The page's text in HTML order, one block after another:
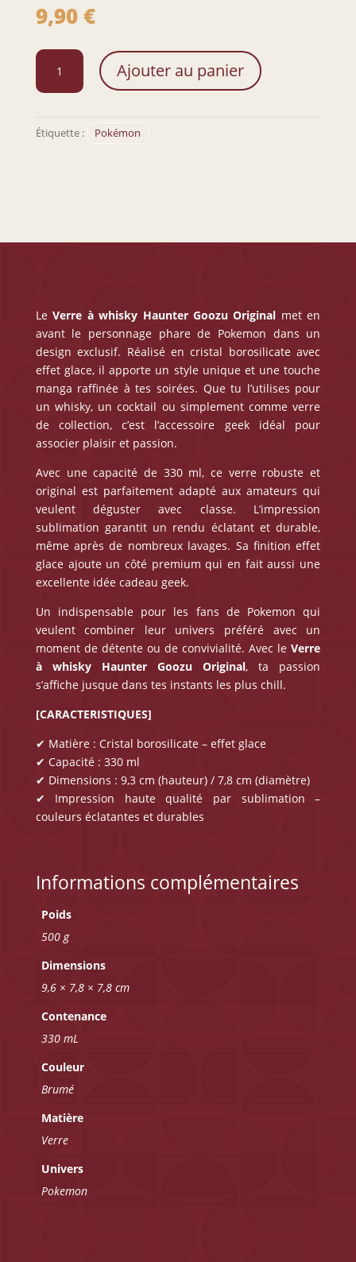
9,90€
quantité
Verre
whisky
Ajouter au panier
Étiquette : Pokémon
LeVerre à whisky HaunterGoozu Original met en
avant le personnage phare de Pokemon dans un
design exclusif. Réalisé en cristal borosilicate avec
effet glace, il apporte un style unique et une touche
manga raffinée à tes soirées. Que tu l’utilises pour
un whisky, un cocktail ou simplement comme verre
de collection, c’est l’accessoire geek idéal pour
associer plaisir et passion.
Avec une capacité de 330 ml, ce verre robuste et
original est parfaitement adapté aux amateurs qui
veulent déguster avec classe. L’impression
sublimation garantit un rendu éclatant et durable,
même après de nombreux lavages. Sa finition effet
glace ajoute un côté premium qui en fait aussi une
excellente idée cadeau geek.
Un indispensable pour les fans de Pokemon qui
veulent combiner leur univers préféré avec un
moment de détente ou de convivialité. Avec leVerre
à whisky Haunter
Goozu Original, ta passion
s’affiche jusque dans tes instants les plus chill.
[CARACTERISTIQUES]
✔ Matière : Cristal borosilicate – effet glace
✔ Capacité : 330 ml
✔ Dimensions : 9,3 cm (hauteur) / 7,8 cm (diamètre)
✔ Impression haute qualité par sublimation –
couleurs éclatantes et durables
Informations complémentaires
Poids
500 g
Dimensions
9,6 × 7,8 × 7,8 cm
Contenance
330 mL
Couleur
Brumé
Matière
Verre
Univers
Pokemon